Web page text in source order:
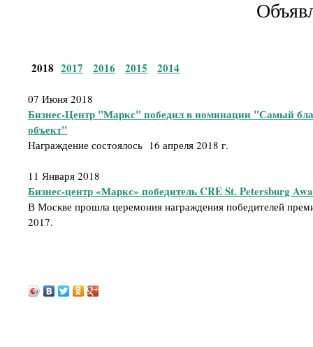
2018 2017 2016 2015 2014
07 Июня 2018
Бизнес-Центр "Маркс" победил в номинации "Самый
объект"
Награждение состоялось 16 апреля 2018 г.
11 Января 2018
Бизнес-центр «Маркс» победитель CRE St. Petersburg
В Москве прошла церемония награждения победителей
2017.